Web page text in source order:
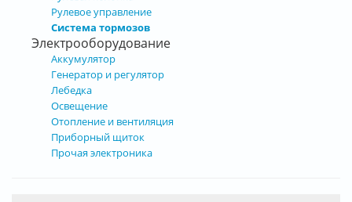
Рулевое управление
Система тормозов
Электрооборудование
Аккумулятор
Генератор и регулятор
Лебедка
Освещение
Отопление и вентиляция
Приборный щиток
Прочая электроника